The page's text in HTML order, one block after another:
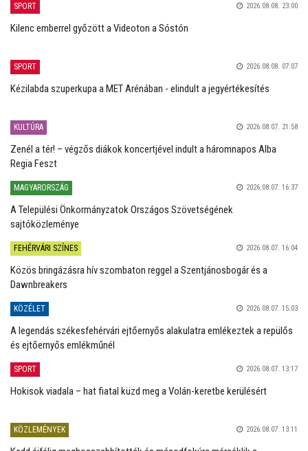
SPORT 2026.08.08. 23:00
Kilenc emberrel győzött a Videoton a Sóstón
SPORT 2026.08.08. 07:07
Kézilabda szuperkupa a MET Arénában - elindult a jegyértékesítés
KULTÚRA 2026.08.07. 21:58
Zenél a tér! – végzős diákok koncertjével indult a háromnapos Alba
Regia Feszt
MAGYARORSZÁG 2026.08.07. 16:37
A Települési Önkormányzatok Országos Szövetségének
sajtóközleménye
FEHÉRVÁRI SZÍNES 2026.08.07. 16:04
Közös bringázásra hív szombaton reggel a Szentjánosbogár és a
Dawnbreakers
KÖZÉLET 2026.08.07. 15:03
A legendás székesfehérvári ejtőernyős alakulatra emlékeztek a repülős
és ejtőernyős emlékműnél
SPORT 2026.08.07. 13:17
Hokisok viadala – hat fiatal küzd meg a Volán-keretbe kerülésért
KÖZLEMÉNYEK 2026.08.07. 13:11